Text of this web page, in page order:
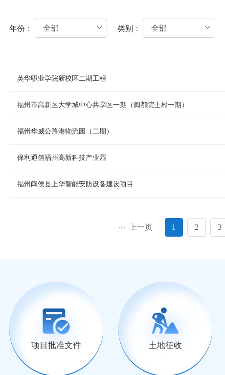
年份： 全部 类别： 全部
英华职业学院新校区二期工程
福州市高新区大学城中心共享区一期（闽都院士村一期）
福州华威公路港物流园（二期）
保利通信福州高新科技产业园
福州闽侯县上华智能安防设备建设项目
<< 上一页 1 2 3
项目批准文件 土地征收